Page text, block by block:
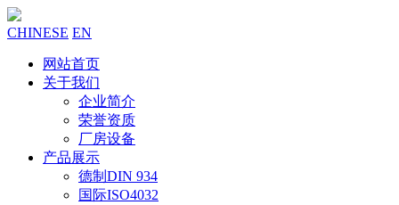
CHINESE EN
网站首页
关于我们
企业简介
荣誉资质
厂房设备
产品展示
德制DIN 934
国际ISO4032